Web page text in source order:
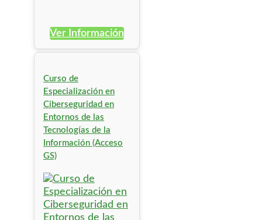
Ver Información
Curso de
Especialización en
Ciberseguridad en
Entornos de las
Tecnologías de la
Información (Acceso
GS)